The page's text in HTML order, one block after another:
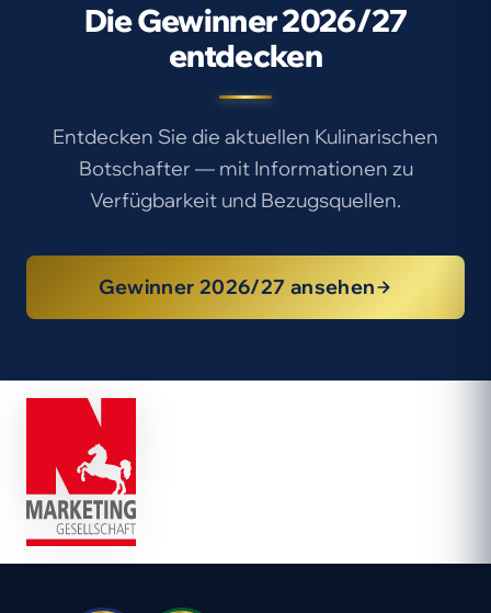
Die Gewinner 2026/27
entdecken
Entdecken Sie die aktuellen Kulinarischen
Botschafter — mit Informationen zu
Verfügbarkeit und Bezugsquellen.
Gewinner 2026/27 ansehen